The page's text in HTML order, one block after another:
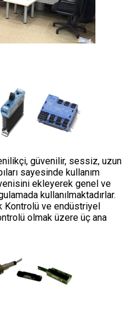
güvenilir, sessiz, uzun
sayesinde kullanım
ekleyerek genel ve
kullanılmaktadırlar.
Kontrolü ve endüstriyel
olmak üzere üç ana